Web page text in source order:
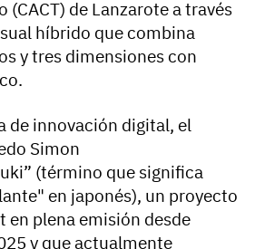
(CACT) de Lanzarote a través
híbrido que combina
y tres dimensiones con
de innovación digital, el
Simon
(término que significa
en japonés), un proyecto
en plena emisión desde
y que actualmente